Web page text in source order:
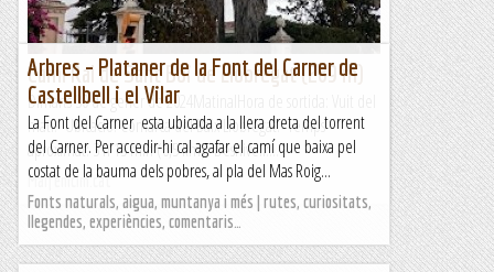
Camí Ral de Sant Boi de Llobregat (289 m)
Dimarts 30 de gener de 2024MatinalHora de sortida: Vuit del
matí. Ubicació: Comarca del Baix Llobregat. Temps
aproximat: 3 h 15 min (6,5 km) Desnivell:...
Maifemcim.cat
Arbres – Plataner de la Font del Carner de
Castellbell i el Vilar
La Font del Carner esta ubicada a la llera dreta del torrent
del Carner. Per accedir-hi cal agafar el camí que baixa pel
costat de la bauma dels pobres, al pla del Mas Roig...
Fonts naturals, aigua, muntanya i més | rutes, curiositats,
llegendes, experiències, comentaris…